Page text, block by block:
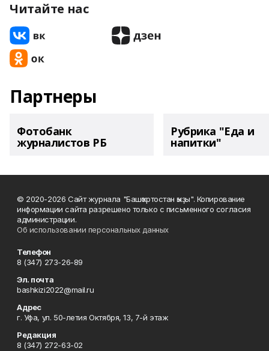
Читайте нас
Партнеры
Фотобанк
журналистов РБ
Рубрика "Еда и
напитки"
© 2020-2026 Сайт журнала "Башҡортостан ҡыҙы". Копирование
информации сайта разрешено только с письменного согласия
администрации.
Об использовании персональных данных
Телефон
8 (347) 273-26-89
Эл. почта
bashkizi2022@mail.ru
Адрес
г. Уфа, ул. 50-летия Октября, 13, 7-й этаж
Редакция
8 (347) 272-63-02